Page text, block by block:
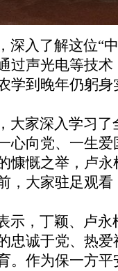
入了解这位“
过声光电等技
学到晚年仍躬
家深入学习了
心向党、一生
慷慨之举，卢
，大家驻足观
，丁颖、卢
忠诚于党、热
。作为保一方